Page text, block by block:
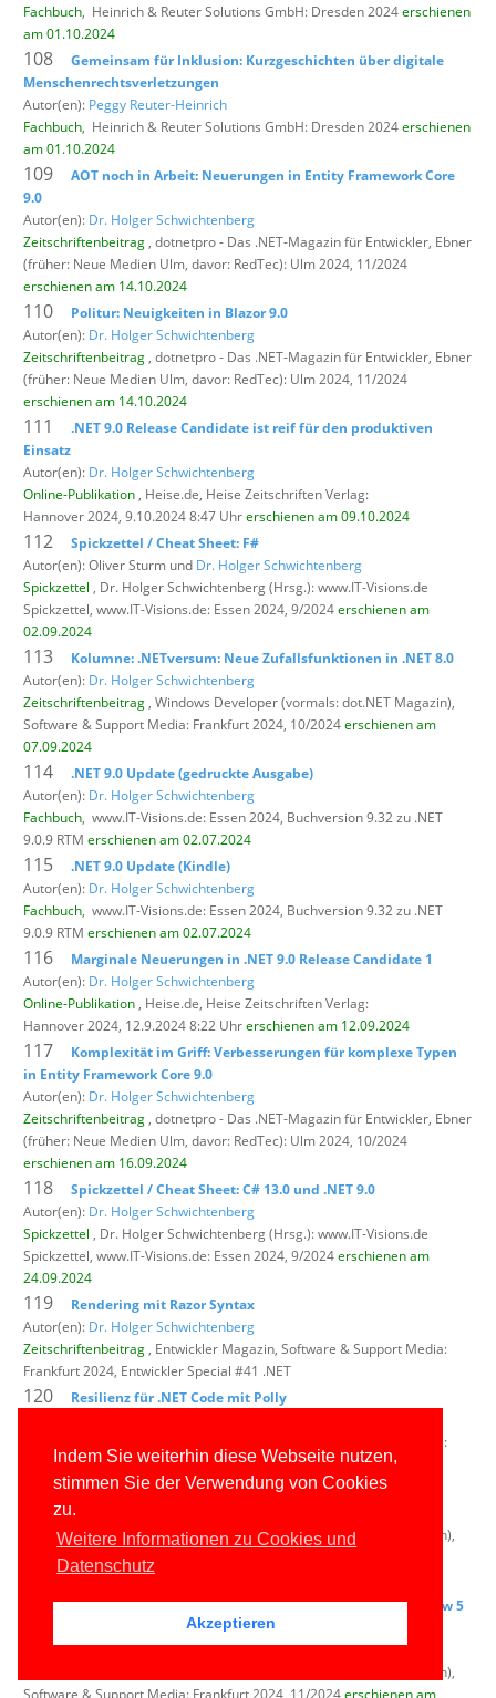
Indem Sie weiterhin diese Webseite nutzen,
stimmen Sie der Verwendung von Cookies
zu.
Weitere Informationen zu Cookies und
Datenschutz
Akzeptieren
Fachbuch, Heinrich & Reuter Solutions GmbH: Dresden 2024erschienen
am 01.10.2024
108
Gemeinsam für Inklusion: Kurzgeschichten über digitale
Menschenrechtsverletzungen
Autor(en): Peggy Reuter-Heinrich
Fachbuch, Heinrich & Reuter Solutions GmbH: Dresden 2024erschienen
am 01.10.2024
109
AOT noch in Arbeit: Neuerungen in Entity Framework Core
9.0
Autor(en): Dr. Holger Schwichtenberg
Zeitschriftenbeitrag , dotnetpro - Das .NET-Magazin für Entwickler, Ebner
(früher: Neue Medien Ulm, davor: RedTec): Ulm 2024, 11/2024
erschienen am 14.10.2024
110
Politur: Neuigkeiten in Blazor 9.0
Autor(en): Dr. Holger Schwichtenberg
Zeitschriftenbeitrag , dotnetpro - Das .NET-Magazin für Entwickler, Ebner
(früher: Neue Medien Ulm, davor: RedTec): Ulm 2024, 11/2024
erschienen am 14.10.2024
111
.NET 9.0 Release Candidate ist reif für den produktiven
Einsatz
Autor(en): Dr. Holger Schwichtenberg
Online-Publikation , Heise.de, Heise Zeitschriften Verlag:
Hannover 2024, 9.10.2024 8:47 Uhrerschienen am 09.10.2024
112
Spickzettel / Cheat Sheet: F#
Autor(en): Oliver Sturm und Dr. Holger Schwichtenberg
Spickzettel , Dr. Holger Schwichtenberg (Hrsg.): www.IT-Visions.de
Spickzettel, www.IT-Visions.de: Essen 2024, 9/2024erschienen am
02.09.2024
113
Kolumne: .NETversum: Neue Zufallsfunktionen in .NET 8.0
Autor(en): Dr. Holger Schwichtenberg
Zeitschriftenbeitrag , Windows Developer (vormals: dot.NET Magazin),
Software & Support Media: Frankfurt 2024, 10/2024erschienen am
07.09.2024
114
.NET 9.0 Update (gedruckte Ausgabe)
Autor(en): Dr. Holger Schwichtenberg
Fachbuch, www.IT-Visions.de: Essen 2024, Buchversion 9.32 zu .NET
9.0.9 RTM erschienen am 02.07.2024
115
.NET 9.0 Update (Kindle)
Autor(en): Dr. Holger Schwichtenberg
Fachbuch, www.IT-Visions.de: Essen 2024, Buchversion 9.32 zu .NET
9.0.9 RTM erschienen am 02.07.2024
116
Marginale Neuerungen in .NET 9.0 Release Candidate 1
Autor(en): Dr. Holger Schwichtenberg
Online-Publikation , Heise.de, Heise Zeitschriften Verlag:
Hannover 2024, 12.9.2024 8:22 Uhrerschienen am 12.09.2024
117
Komplexität im Griff: Verbesserungen für komplexe Typen
in Entity Framework Core 9.0
Autor(en): Dr. Holger Schwichtenberg
Zeitschriftenbeitrag , dotnetpro - Das .NET-Magazin für Entwickler, Ebner
(früher: Neue Medien Ulm, davor: RedTec): Ulm 2024, 10/2024
erschienen am 16.09.2024
118
Spickzettel / Cheat Sheet: C# 13.0 und .NET 9.0
Autor(en): Dr. Holger Schwichtenberg
Spickzettel , Dr. Holger Schwichtenberg (Hrsg.): www.IT-Visions.de
Spickzettel, www.IT-Visions.de: Essen 2024, 9/2024erschienen am
24.09.2024
119
Rendering mit Razor Syntax
Autor(en): Dr. Holger Schwichtenberg
Zeitschriftenbeitrag , Entwickler Magazin, Software & Support Media:
Frankfurt 2024, Entwickler Special #41 .NET
120
Resilienz für .NET Code mit Polly
Software & Support Media:
Frankfurt 2024, Entwickler Special #41 .NET
121F# Cheat Sheet
Autor(en): Oliver Sturm und
Zeitschriftenbeitrag, Windows Developer (vormals: dot.NET Magazin),
Software & Support Media: Frankfurt 2024, 11/2024
04.10.2024
122Viele kleine Neuerungen: Neuerungen in .NET 9.0 Preview 5
Autor(en):Dr. Holger Schwichtenberg
, Windows Developer (vormals: dot.NET Magazin),
Software & Support Media: Frankfurt 2024, 11/2024erschienen am